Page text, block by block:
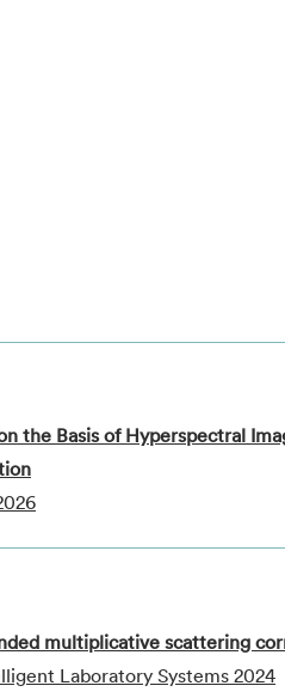
the Basis of Hyperspectral
multiplicative scattering
Laboratory Systems 2024